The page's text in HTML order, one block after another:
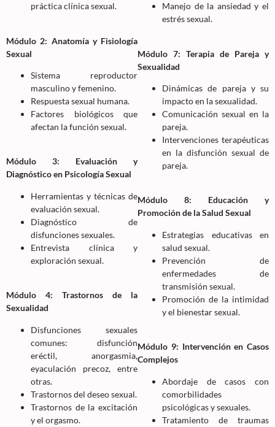
práctica clínica sexual.
Módulo 2: Anatomía y Fisiología
Sexual
Sistema reproductor
masculino y femenino.
Respuesta sexual humana.
Factores biológicos que
afectan la función sexual.
Módulo 3: Evaluación y
Diagnóstico en Psicología Sexual
Herramientas y técnicas de
evaluación sexual.
Diagnóstico de
disfunciones sexuales.
Entrevista clínica y
exploración sexual.
Módulo 4: Trastornos de la
Sexualidad
Disfunciones sexuales
comunes: disfunción
eréctil, anorgasmia,
eyaculación precoz, entre
otras.
Trastornos del deseo sexual.
Trastornos de la excitación
y el orgasmo.
Manejo de la ansiedad y el
estrés sexual.
Módulo 7: Terapia de Pareja y
Sexualidad
Dinámicas de pareja y su
impacto en la sexualidad.
Comunicación sexual en la
pareja.
Intervenciones terapéuticas
en la disfunción sexual de
pareja.
Módulo 8: Educación y
Promoción de la Salud Sexual
Estrategias educativas en
salud sexual.
Prevención de
enfermedades de
transmisión sexual.
Promoción de la intimidad
y el bienestar sexual.
Módulo 9: Intervención en Casos
Complejos
Abordaje de casos con
comorbilidades
psicológicas y sexuales.
Tratamiento de traumas